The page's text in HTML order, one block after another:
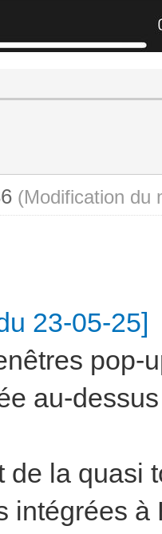
white;
(Modification du
23-05-25]
pop-
au-
de la quasi
intégrées à